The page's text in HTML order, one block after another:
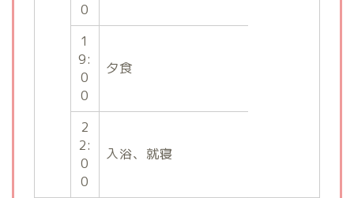
0
1
9:
0
0
夕食
2
2:
0
0
入浴、就寝